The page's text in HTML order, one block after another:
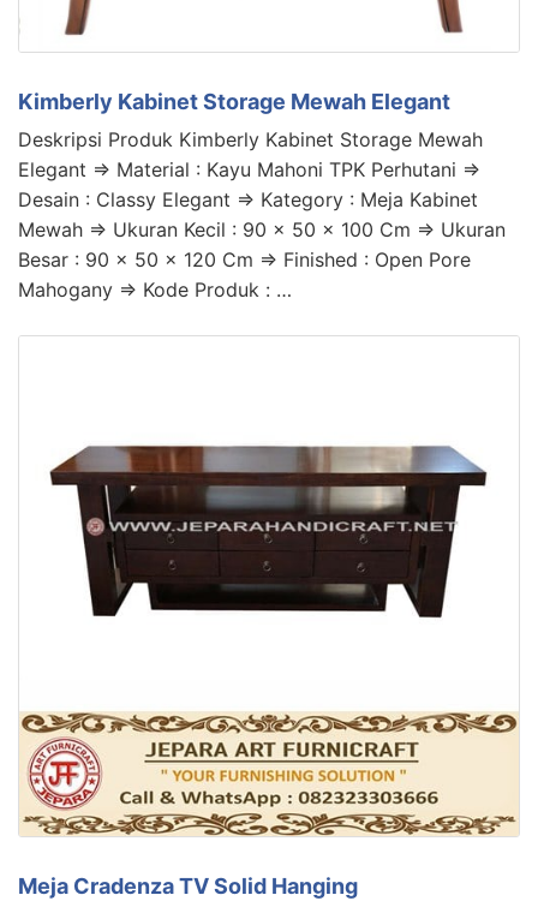
Kimberly Kabinet Storage Mewah Elegant
Deskripsi Produk Kimberly Kabinet Storage Mewah
Elegant => Material : Kayu Mahoni TPK Perhutani =>
Desain : Classy Elegant => Kategory : Meja Kabinet
Mewah => Ukuran Kecil : 90 x 50 x 100 Cm => Ukuran
Besar : 90 x 50 x 120 Cm => Finished : Open Pore
Mahogany => Kode Produk : …
Meja Cradenza TV Solid Hanging